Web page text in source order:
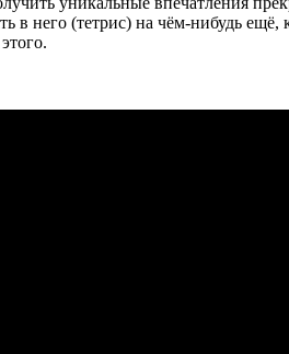
в него (тетрис) на чём-нибудь